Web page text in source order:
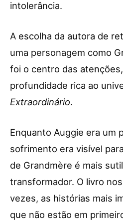
intolerância.
A escolha da autora de
uma personagem como
foi o centro das
profundidade rica ao
Extraordinário.
Enquanto Auggie era um
sofrimento era visível
de Grandmère é mais
transformador. O livro
vezes, as histórias mais
que não estão em